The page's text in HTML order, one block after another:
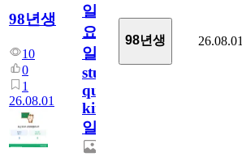
98년생
10
0
1
26.08.01
일
요
일/English
study
quiz
king768
일
98년생 26.08.01